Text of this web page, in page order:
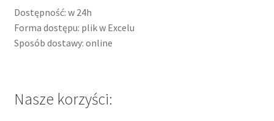
Dostępność: w 24h
Forma dostępu: plik w Excelu
Sposób dostawy: online
Nasze korzyści: